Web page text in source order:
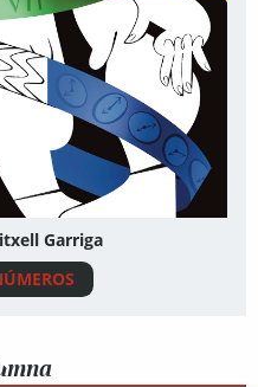
Garriga